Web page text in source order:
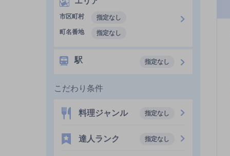
市区町村
指定なし
町名番地
指定なし
駅 指定なし
こだわり条件
料理ジャンル 指定なし
達人ランク 指定なし